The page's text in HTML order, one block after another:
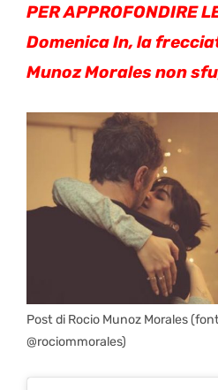
PER APPROFONDIRE
Domenica In, la
Munoz Morales non
Post di Rocio Munoz Morales
@rociommorales)